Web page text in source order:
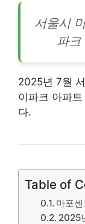
서울시
파크
2025년 7월
이파크 아파
다.
Table of
마포
2025